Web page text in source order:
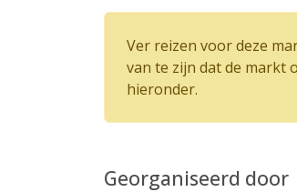
Ver reizen voor deze
van te zijn dat de markt
hieronder.
Georganiseerd door